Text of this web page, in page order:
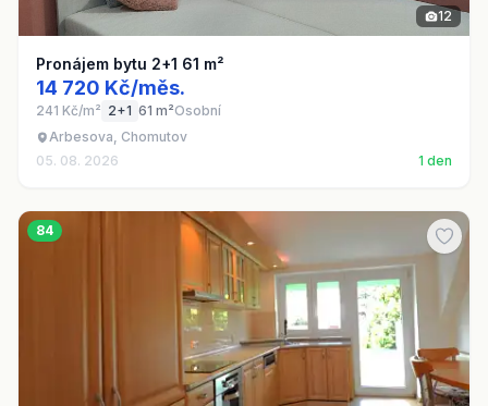
12
Pronájem bytu 2+1 61 m²
14 720 Kč/měs.
241 Kč/m² 2+1 61 m²Osobní
Arbesova, Chomutov
05. 08. 2026
1 den
84